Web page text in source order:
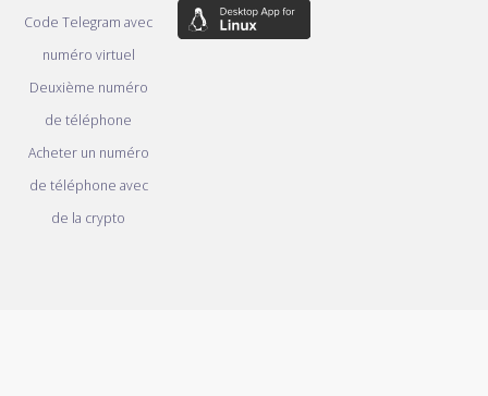
Code Telegram avec
numéro virtuel
Deuxième numéro
de téléphone
Acheter un numéro
de téléphone avec
de la crypto